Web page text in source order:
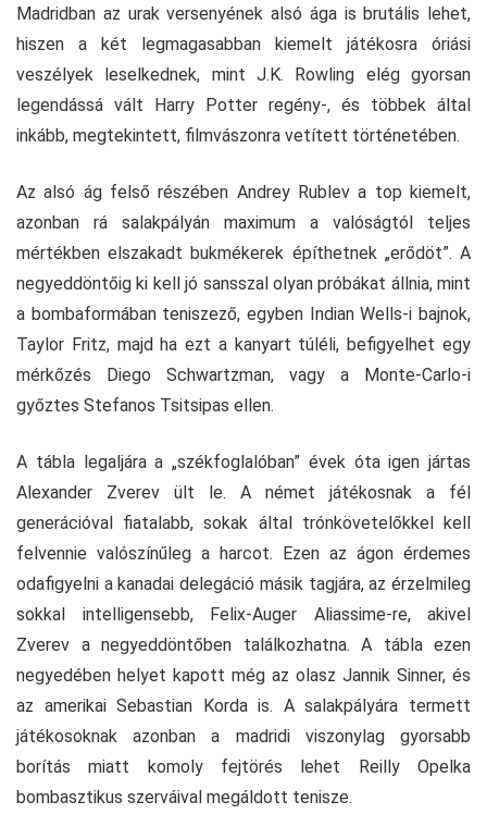
Madridban az urak versenyének alsó ága is brutális lehet,
hiszen a két legmagasabban kiemelt játékosra óriási
veszélyek leselkednek, mint J.K. Rowling elég gyorsan
legendássá vált Harry Potter regény-, és többek által
inkább, megtekintett, filmvászonra vetített történetében.
Az alsó ág felső részében Andrey Rublev a top kiemelt,
azonban rá salakpályán maximum a valóságtól teljes
mértékben elszakadt bukmékerek építhetnek „erődöt”. A
negyeddöntőig ki kell jó sansszal olyan próbákat állnia, mint
a bombaformában teniszező, egyben Indian Wells-i bajnok,
Taylor Fritz, majd ha ezt a kanyart túléli, befigyelhet egy
mérkőzés Diego Schwartzman, vagy a Monte-Carlo-i
győztes Stefanos Tsitsipas ellen.
A tábla legaljára a „székfoglalóban” évek óta igen jártas
Alexander Zverev ült le. A német játékosnak a fél
generációval fiatalabb, sokak által trónkövetelőkkel kell
felvennie valószínűleg a harcot. Ezen az ágon érdemes
odafigyelni a kanadai delegáció másik tagjára, az érzelmileg
sokkal intelligensebb, Felix-Auger Aliassime-re, akivel
Zverev a negyeddöntőben találkozhatna. A tábla ezen
negyedében helyet kapott még az olasz Jannik Sinner, és
az amerikai Sebastian Korda is. A salakpályára termett
játékosoknak azonban a madridi viszonylag gyorsabb
borítás miatt komoly fejtörés lehet Reilly Opelka
bombasztikus szerváival megáldott tenisze.